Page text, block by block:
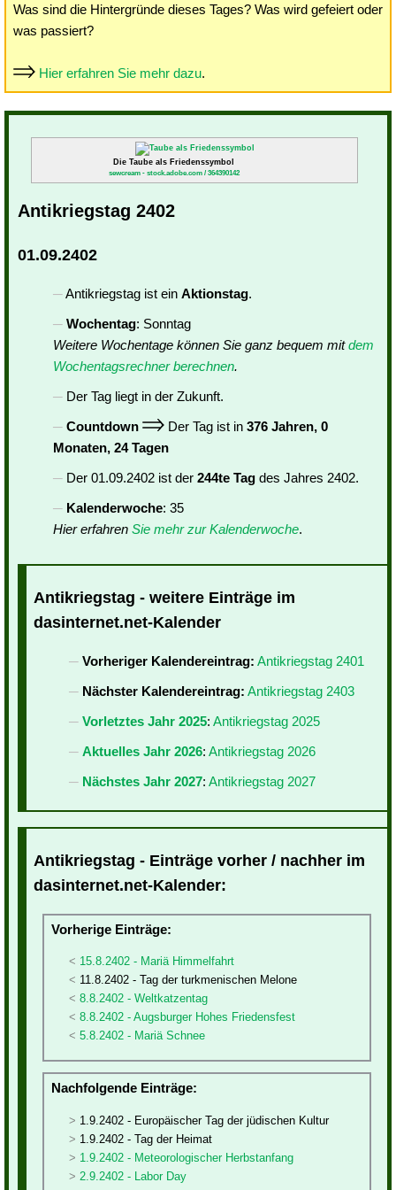
Was sind die Hintergründe dieses Tages? Was wird gefeiert oder
was passiert?
Hier erfahren Sie mehr dazu.
Die Taube als Friedenssymbol
sewcream - stock.adobe.com / 364390142
Antikriegstag 2402
01.09.2402
Antikriegstag ist ein Aktionstag.
Wochentag: Sonntag
Weitere Wochentage können Sie ganz bequem mitdem
Wochentagsrechner berechnen.
Der Tag liegt in der Zukunft.
Countdown
Der Tag ist in 376 Jahren, 0
Monaten, 24 Tagen
Der 01.09.2402 ist der 244te Tag des Jahres 2402.
Kalenderwoche: 35
Hier erfahren Sie mehr zur Kalenderwoche.
Antikriegstag - weitere Einträge im
dasinternet.net-Kalender
Vorheriger Kalendereintrag: Antikriegstag 2401
Nächster Kalendereintrag: Antikriegstag 2403
Vorletztes Jahr 2025: Antikriegstag 2025
Aktuelles Jahr 2026: Antikriegstag 2026
Nächstes Jahr 2027: Antikriegstag 2027
Antikriegstag - Einträge vorher / nachher im
dasinternet.net-Kalender:
Vorherige Einträge:
15.8.2402 - Mariä Himmelfahrt
11.8.2402 - Tag der turkmenischen Melone
8.8.2402 - Weltkatzentag
8.8.2402 - Augsburger Hohes Friedensfest
5.8.2402 - Mariä Schnee
Nachfolgende Einträge:
1.9.2402 - Europäischer Tag der jüdischen Kultur
1.9.2402 - Tag der Heimat
1.9.2402 - Meteorologischer Herbstanfang
2.9.2402 - Labor Day